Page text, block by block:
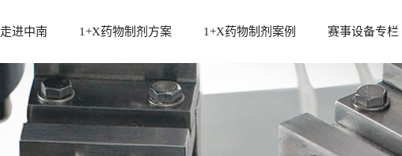
走进中南
中南介绍
发展历程
资质荣誉
1+X药物制剂方案
1+x方案设计及标准配置
1+x固体制剂设备方案
1+x液体制剂设备方案
1+X药物制剂案例 赛事设备专栏
参与赛事
赛事资料
赛事设备